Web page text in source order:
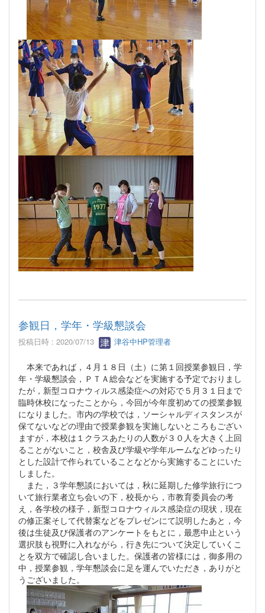
参観日，学年・学級懇談会
投稿日時 : 2020/07/13 津谷中HP管理者
本来であれば，４月１８日（土）に第１回授業参観日，学
年・学級懇談会，ＰＴＡ総会などを実施する予定でおりまし
たが，新型コロナウィルス感染症への対応で５月３１日まで
臨時休校になったことから，今回が今年度初めての授業参観
になりました。市内の学校では，ソーシャルディスタンスが
保てないなどの理由で授業参観を実施しないところもござい
ますが，本校は１クラスあたりの人数が３０人を大きく上回
ることがないこと，校舎及び学級や学年ルームなどゆったり
とした設計で作られていることなどから実施することにいた
しました。
また，３学年懇談においては，秋に延期した修学旅行につ
いて旅行業者立ち会いの下，校長から，市教育委員会の考
え，各学校の様子，新型コロナウィルス感染症の現状，現在
の修正案そして代替案などをプレゼンにて説明したあと，今
後は生徒及び保護者のアンケートをもとに，最悪中止という
選択肢も視野に入れながら，行き先について決定していくこ
とを双方で確認し合いました。保護者の皆様には，御多用の
中，授業参観，学年懇談会に足を運んでいただき，ありがと
うございました。